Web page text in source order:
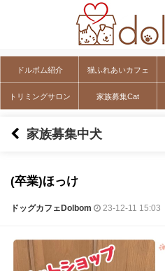
ドルボム紹介 猫ふれあいカフェ
トリミングサロン 家族募集Cat
家族募集中犬
(卒業)ほっけ
ドッグカフェDolbom 23-12-11 15:03
本文